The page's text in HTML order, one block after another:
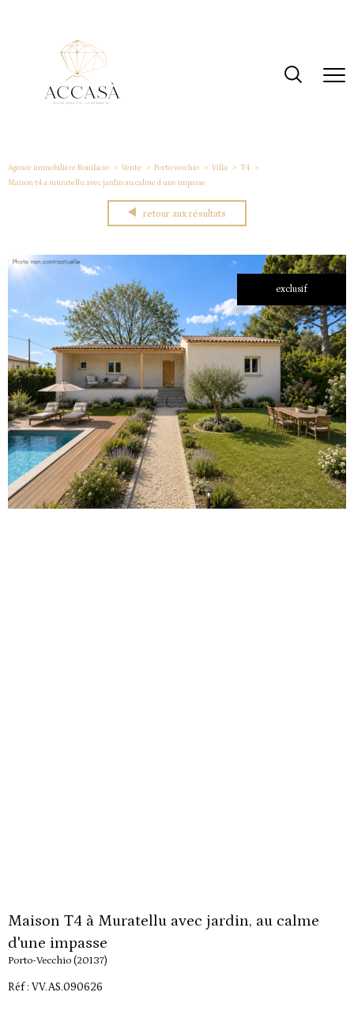
Agence immobiliére Bonifacio Vente Porto vecchio Villa
T4
Maison t4 a muratellu avec jardin au calme d une impasse
retour aux résultats
exclusif
Maison T4 à Muratellu avec jardin, au calme
d'une impasse
Porto-Vecchio (20137)
Réf : VV.AS.090626